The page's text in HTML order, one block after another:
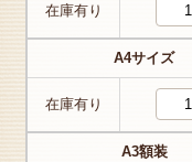
在庫有り
A4サイズ
在庫有り
A3額装